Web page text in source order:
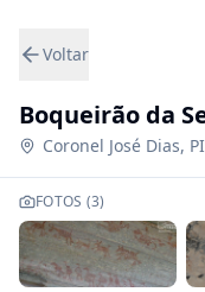
Voltar
Boqueirão da
Coronel José Dias, PI
FOTOS (3)